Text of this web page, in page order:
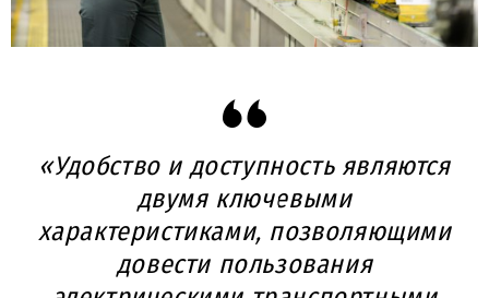
«Удобство и доступность являются
двумя ключевыми
характеристиками, позволяющими
довести пользования